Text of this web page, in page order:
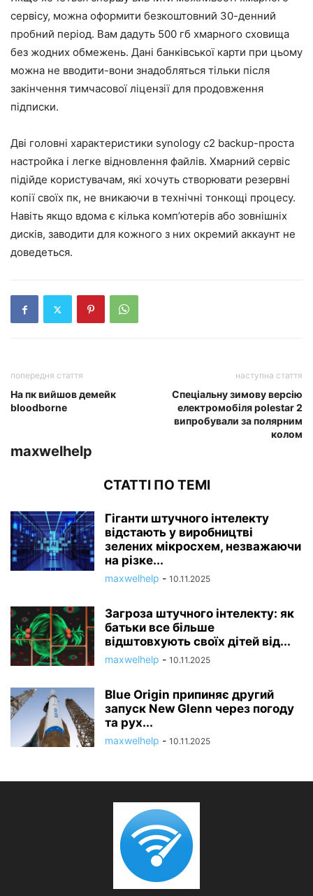
сервісу, можна оформити безкоштовний 30-денний
пробний період. Вам дадуть 500 гб хмарного сховища
без жодних обмежень. Дані банківської карти при цьому
можна не вводити-вони знадобляться тільки після
закінчення тимчасової ліцензії для продовження
підписки.
Дві головні характеристики synology c2 backup-проста
настройка і легке відновлення файлів. Хмарний сервіс
підійде користувачам, які хочуть створювати резервні
копії своїх пк, не вникаючи в технічні тонкощі процесу.
Навіть якщо вдома є кілька комп’ютерів або зовнішніх
дисків, заводити для кожного з них окремий аккаунт не
доведеться.
попередня стаття
На пк вийшов демейк
bloodborne
наступна стаття
Спеціальну зимову версію
електромобіля polestar 2
випробували за полярним
колом
maxwelhelp
СТАТТІ ПО ТЕМІ
Гіганти штучного інтелекту
відстають у виробництві
зелених мікросхем, незважаючи
на різке...
maxwelhelp - 10.11.2025
Загроза штучного інтелекту: як
батьки все більше
відштовхують своїх дітей від...
maxwelhelp - 10.11.2025
Blue Origin припиняє другий
запуск New Glenn через погоду
та рух...
maxwelhelp - 10.11.2025